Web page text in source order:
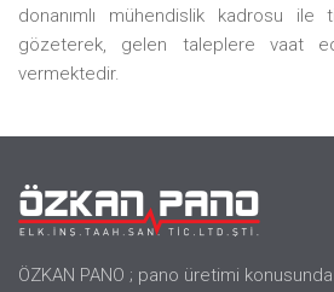
donanımlı mühendislik kadrosu ile
gözeterek, gelen taleplere vaat
vermektedir.
ÖZKAN PANO ; pano üretimi